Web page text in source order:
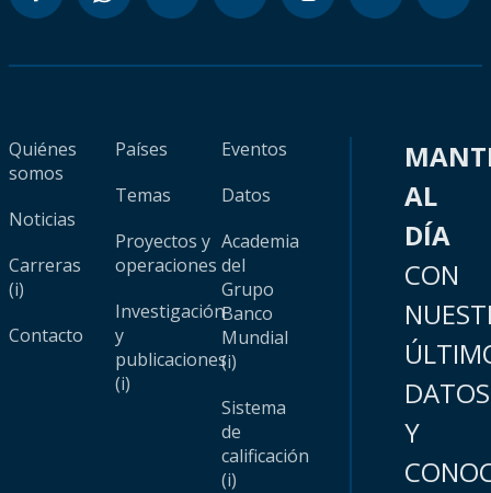
Quiénes
somos
Noticias
Carreras
(i)
Contacto
Países
Temas
Proyectos y
operaciones
Investigación
y
publicaciones
(i)
Eventos
Datos
Academia
del
Grupo
Banco
Mundial
(i)
Sistema
de
calificación
(i)
AL
DÍA
CON
DATOS
Y